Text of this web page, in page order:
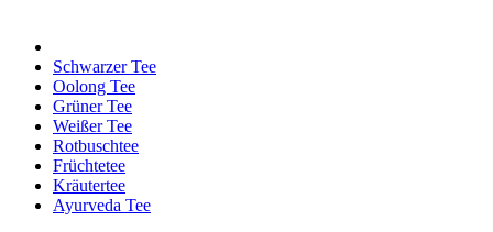
Schwarzer Tee
Oolong Tee
Grüner Tee
Weißer Tee
Rotbuschtee
Früchtetee
Kräutertee
Ayurveda Tee